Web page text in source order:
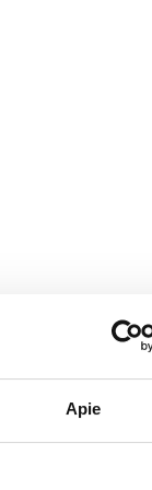
Apie
MINI